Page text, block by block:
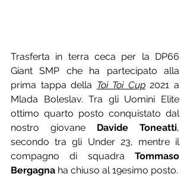
Trasferta in terra ceca per la DP66
Giant SMP che ha partecipato alla
prima tappa della Toi Toi Cup 2021 a
Mlada Boleslav. Tra gli Uomini Elite
ottimo quarto posto conquistato dal
nostro giovane Davide Toneatti,
secondo tra gli Under 23, mentre il
compagno di squadra Tommaso
Bergagna ha chiuso al 19esimo posto.